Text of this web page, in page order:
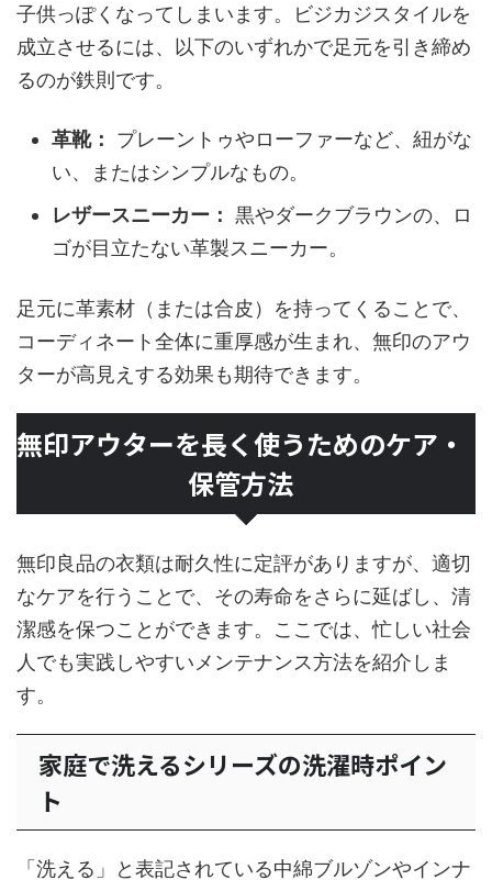
子供っぽくなってしまいます。ビジカジスタイルを
成立させるには、以下のいずれかで足元を引き締め
るのが鉄則です。
革靴：
プレーントゥやローファーなど、紐がな
い、またはシンプルなもの。
レザースニーカー： 黒やダークブラウンの、ロ
ゴが目立たない革製スニーカー。
足元に革素材（または合皮）を持ってくることで、
コーディネート全体に重厚感が生まれ、無印のアウ
ターが高見えする効果も期待できます。
無印アウターを長く使うためのケア・
保管方法
無印良品の衣類は耐久性に定評がありますが、適切
なケアを行うことで、その寿命をさらに延ばし、清
潔感を保つことができます。ここでは、忙しい社会
人でも実践しやすいメンテナンス方法を紹介しま
す。
家庭で洗えるシリーズの洗濯時ポイン
ト
「洗える」と表記されている中綿ブルゾンやインナ